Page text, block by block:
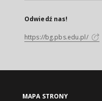
Odwiedź nas!
https://bg.pbs.edu.pl/
MAPA STRONY